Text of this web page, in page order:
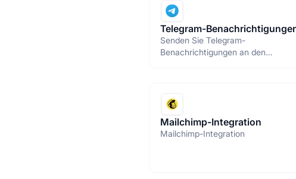
Telegram-
Senden Sie Telegram-
Benachrichtigungen an den
Mailchimp-Integration
Mailchimp-Integration